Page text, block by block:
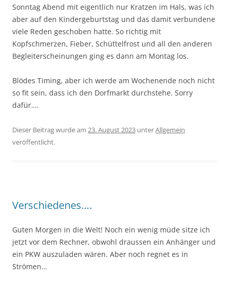
Sonntag Abend mit eigentlich nur Kratzen im Hals, was ich
aber auf den Kindergeburtstag und das damit verbundene
viele Reden geschoben hatte. So richtig mit
Kopfschmerzen, Fieber, Schüttelfrost und all den anderen
Begleiterscheinungen ging es dann am Montag los.
Blödes Timing, aber ich werde am Wochenende noch nicht
so fit sein, dass ich den Dorfmarkt durchstehe. Sorry
dafür….
Dieser Beitrag wurde am 23. August 2023 unterAllgemein
veröffentlicht.
Verschiedenes….
Guten Morgen in die Welt! Noch ein wenig müde sitze ich
jetzt vor dem Rechner, obwohl draussen ein Anhänger und
ein PKW auszuladen wären. Aber noch regnet es in
Strömen…